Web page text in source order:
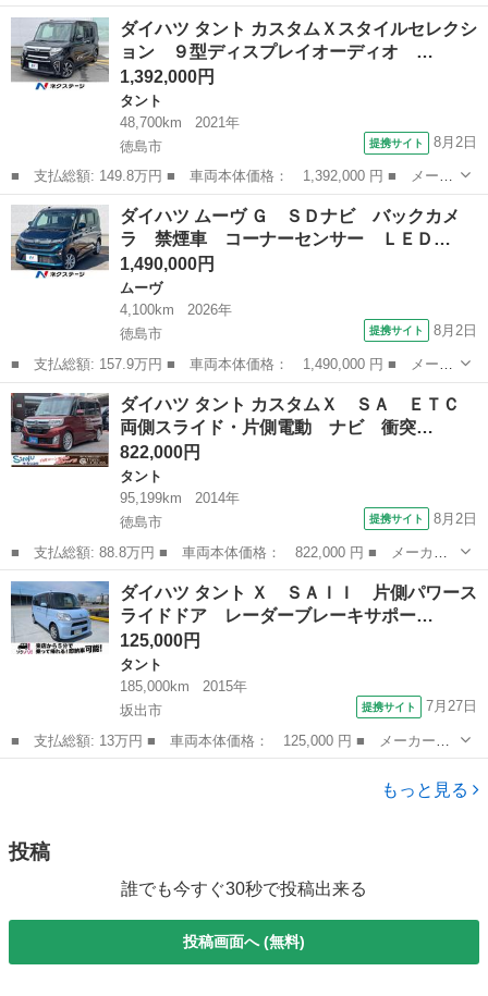
ー名： ダイハツ ■ 車種名： タント ■ グレード名： カスタム
Ｘセレクション 両側電動ドア 純正ＳＤナビ バックカメラ 衝突
被害軽減...
徳島 徳島市 タント
ダイハツ タント カスタムＸスタイルセレクシ
ョン ９型ディスプレイオーディオ …
1,392,000円
タント
48,700km
2021年
徳島市
提携サイト 8月2日
■ 支払総額: 149.8万円 ■ 車両本体価格： 1,392,000 円 ■ メーカ
ー名： ダイハツ ■ 車種名： タント ■ グレード名： カスタム
Ｘスタイルセレクション ９型ディスプレイオーディオ 衝突軽減装
置 両側...
徳島 徳島市 タント
ダイハツ ムーヴ Ｇ ＳＤナビ バックカメ
ラ 禁煙車 コーナーセンサー ＬＥＤ…
1,490,000円
ムーヴ
4,100km
2026年
徳島市
提携サイト 8月2日
■ 支払総額: 157.9万円 ■ 車両本体価格： 1,490,000 円 ■ メーカ
ー名： ダイハツ ■ 車種名： ムーヴ ■ グレード名： Ｇ ＳＤ
ナビ バックカメラ 禁煙車 コーナーセンサー ＬＥＤヘッド Ｅ
ＴＣ 純...
徳島 徳島市 ムーヴ
ダイハツ タント カスタムＸ ＳＡ ＥＴＣ
両側スライド・片側電動 ナビ 衝突…
822,000円
タント
95,199km
2014年
徳島市
提携サイト 8月2日
■ 支払総額: 88.8万円 ■ 車両本体価格： 822,000 円 ■ メーカー
名： ダイハツ ■ 車種名： タント ■ グレード名： カスタム
Ｘ ＳＡ ＥＴＣ 両側スライド・片側電動 ナビ 衝突被害軽減シ
ステム オート...
徳島 徳島市 タント
ダイハツ タント Ｘ ＳＡＩＩ 片側パワース
ライドドア レーダーブレーキサポー…
125,000円
タント
185,000km
2015年
坂出市
提携サイト 7月27日
■ 支払総額: 13万円 ■ 車両本体価格： 125,000 円 ■ メーカー
名： ダイハツ ■ 車種名： タント ■ グレード名： Ｘ ＳＡＩ
Ｉ 片側パワースライドドア レーダーブレーキサポート タイミン
もっと見る
投稿
誰でも今すぐ30秒で投稿出来る
投稿画面へ (無料)